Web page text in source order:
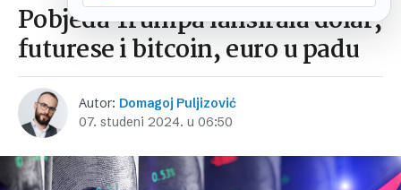
Pobjeda Trumpa lansirala dolar,
futurese i bitcoin, euro u padu
Autor: Domagoj Puljizović
07. studeni 2024. u 06:50